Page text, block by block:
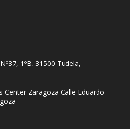
1ºB, 31500 Tudela,
Center Zaragoza Calle Eduardo